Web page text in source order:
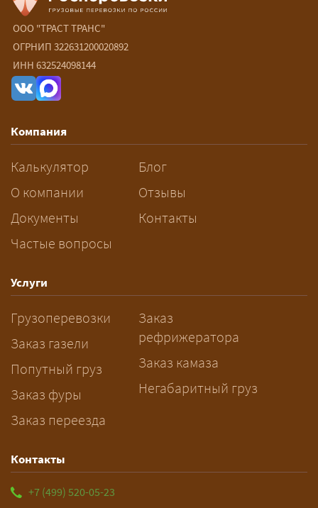
Сколько стоит перевозка
негабарита?
— От 60 ₽/км. Точная стоимость
рассчитывается индивидуально:
влияют габариты и вес груза,
разрешений и машин
сопровождения.
За сколько дней заказывать
перевозку негабарита?
— Заранее: только оформление
рабочих дней. Оставьте заявку
заблаговременно — логист
рассчитает маршрут и запустит
подготовку документов.
ООО "ТРАСТ ТРАНС"
ОГРНИП 322631200020892
ИНН 632524098144
Компания
Калькулятор
О компании
Документы
Частые вопросы
Блог
Отзывы
Контакты
Услуги
Грузоперевозки
Заказ газели
Попутный груз
Заказ фуры
Заказ переезда
Заказ
рефрижератора
Заказ камаза
Негабаритный груз
Контакты
+7 (499) 520-05-23